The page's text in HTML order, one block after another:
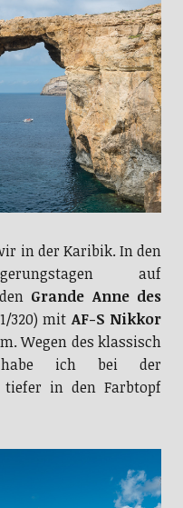
in der Karibik. In den
auf
Grande Anne des
1/320) mitAF-S Nikkor
Wegen des klassisch
ich bei der
tiefer in den Farbtopf